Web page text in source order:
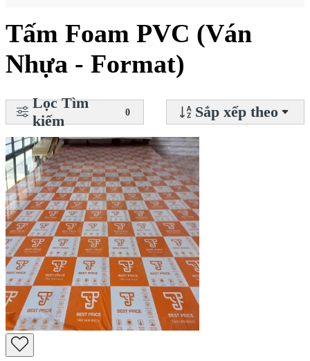
Tấm Foam PVC (Ván
Nhựa - Format)
Lọc Tìm
kiếm
0 Sắp xếp theo